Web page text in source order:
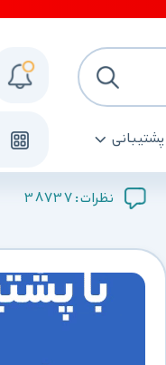
پشتیبانی
نظرات :38737